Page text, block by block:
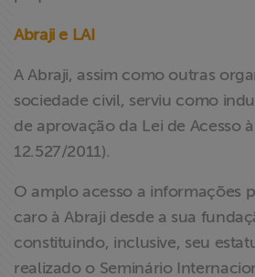
Abraji e LAI
A Abraji, assim como outras
sociedade civil, serviu como
de aprovação da Lei de Acesso
12.527/2011).
O amplo acesso a informações
caro à Abraji desde a sua
constituindo, inclusive, seu
realizado o Seminário